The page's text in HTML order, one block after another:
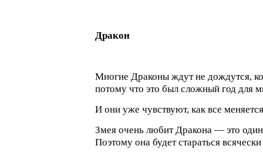
Дракон
Многие Драконы ждут не дождутся,
потому что это был сложный год для
И они уже чувствуют, как все
Змея очень любит Дракона — это
Поэтому она будет стараться